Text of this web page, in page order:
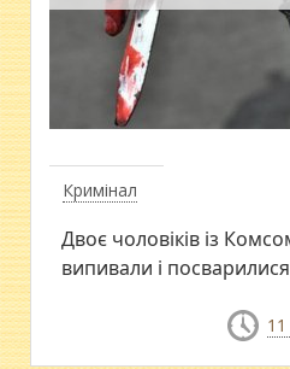
Кримінал
Двоє чоловіків із
випивали і